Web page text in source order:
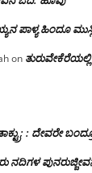
ಪಾಳ್ಯ ಹಿಂದೂ
on
: ದೇವರೇ
ನದಿಗಳ